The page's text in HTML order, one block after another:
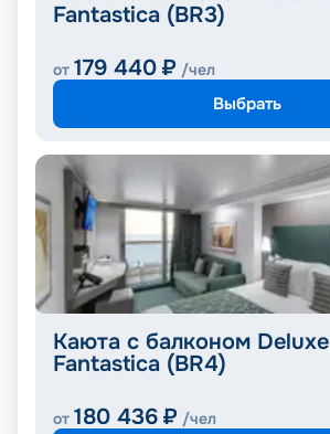
Fantastica (BR3)
от 179 440 ₽ /чел
Выбрать
Каюта с балконом Deluxe
Fantastica (BR4)
от 180 436 ₽ /чел